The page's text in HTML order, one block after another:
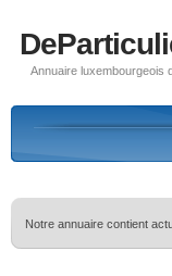
Annuaire luxembourgeois
Notre annuaire contient